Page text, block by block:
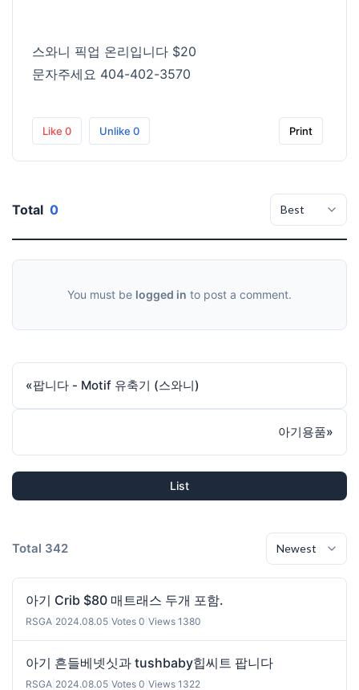
스와니 픽업 온리입니다 $20
문자주세요 404-402-3570
Like 0 Unlike 0 Print
Total 0
You must be logged in to post a comment.
«팝니다 - Motif 유축기 (스와니)
아기용품»
List
Total 342
아기 Crib $80 매트래스 두개 포함.
RSGA 2024.08.05 Votes 0 Views 1380
아기 흔들베넷싯과 tushbaby힙씨트 팝니다
RSGA 2024.08.05 Votes 0 Views 1322